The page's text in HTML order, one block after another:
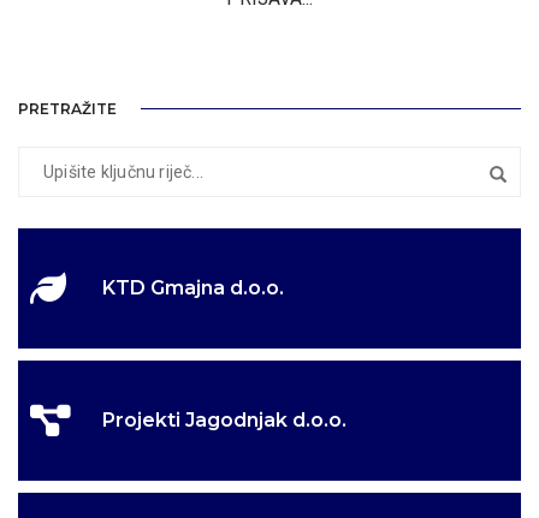
PRETRAŽITE
KTD Gmajna d.o.o.
Projekti Jagodnjak d.o.o.